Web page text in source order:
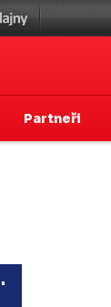
Partneři
•